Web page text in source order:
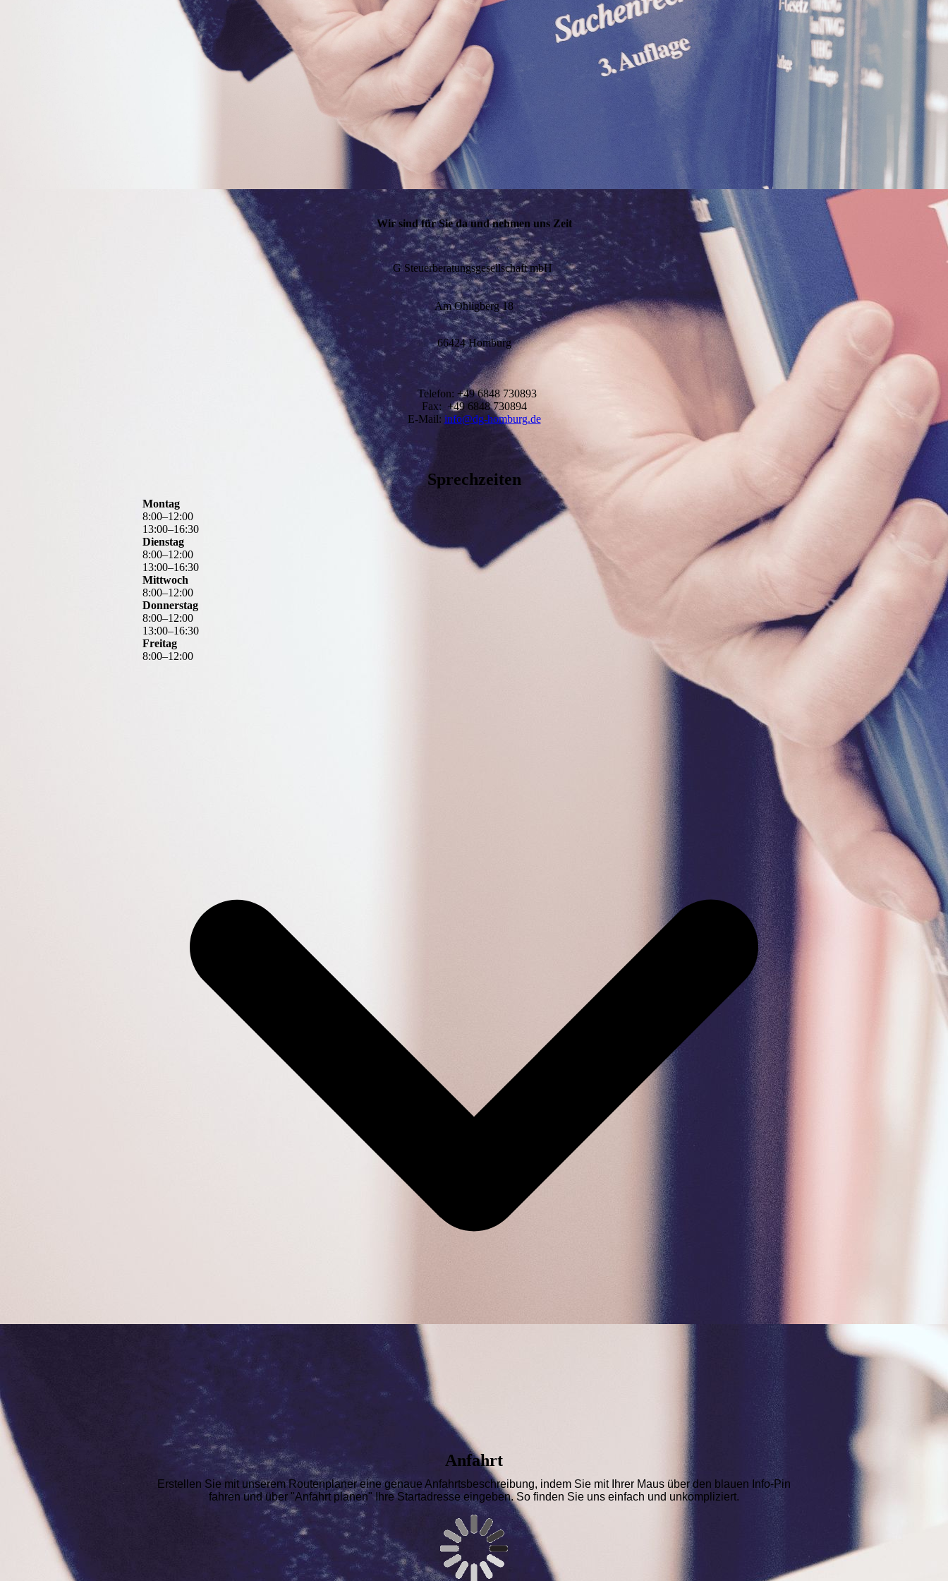
Wir sind für Sie da und nehmen uns Zeit
G Steuerberatungsgesellschaft mbH
Am Ohligberg 18
66424 Homburg
Telefon: +49 6848 730893
Fax: +49 6848 730894
E-Mail: info@dg-homburg.de
Sprechzeiten
Montag
8:00–12:00
13:00–16:30
Dienstag
8:00–12:00
13:00–16:30
Mittwoch
8:00–12:00
Donnerstag
8:00–12:00
13:00–16:30
Freitag
8:00–12:00
Anfahrt
Erstellen Sie mit unserem Routenplaner eine genaue Anfahrtsbeschreibung, indem Sie mit Ihrer Maus über den blauen Info-Pin
fahren und über "Anfahrt planen" Ihre Startadresse eingeben. So finden Sie uns einfach und unkompliziert.